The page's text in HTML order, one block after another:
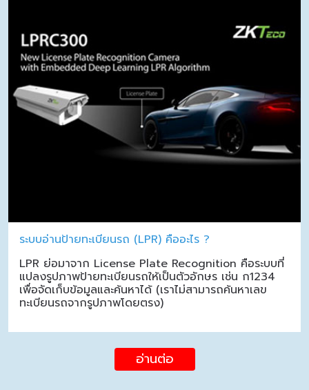
ระบบอ่านป้ายทะเบียนรถ (LPR) คืออะไร ?
LPR ย่อมาจาก License Plate Recognition คือระบบที่
แปลงรูปภาพป้ายทะเบียนรถให้เป็นตัวอักษร เช่น ก1234
เพื่อจัดเก็บข้อมูลและค้นหาได้ (เราไม่สามารถค้นหาเลข
ทะเบียนรถจากรูปภาพโดยตรง)
อ่านต่อ